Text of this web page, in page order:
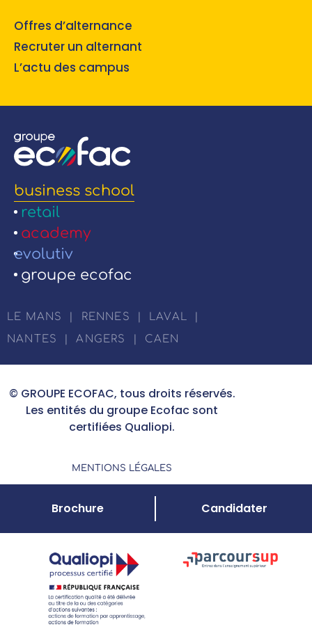
Offres d’alternance
Recruter un alternant
L’actu des campus
business school
retail
academy
evolutiv
groupe ecofac
LE MANS RENNES LAVAL
NANTES
ANGERS CAEN
© GROUPE ECOFAC, tous droits réservés.
Les entités du groupe Ecofac sont
certifiées Qualiopi.
MENTIONS LÉGALES
Brochure Candidater